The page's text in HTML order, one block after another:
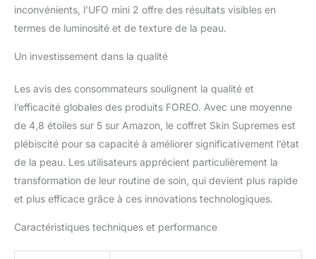
pour un éclat naturel.
inconvénients, l’UFO mini 2 offre des résultats visibles en
termes de luminosité et de texture de la peau.
Un investissement dans la qualité
Les avis des consommateurs soulignent la qualité et
l’efficacité globales des produits FOREO. Avec une moyenne
de 4,8 étoiles sur 5 sur Amazon, le coffret Skin Supremes est
plébiscité pour sa capacité à améliorer significativement l’état
de la peau. Les utilisateurs apprécient particulièrement la
transformation de leur routine de soin, qui devient plus rapide
et plus efficace grâce à ces innovations technologiques.
Caractéristiques techniques et performance